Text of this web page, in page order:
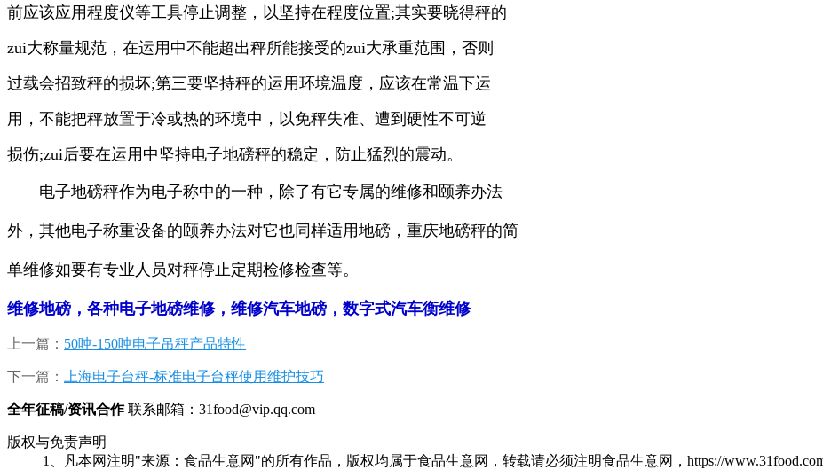
前应该应用程度仪等工具停止调整，以坚持在程度位置;其实要晓得秤的
zui大称量规范，在运用中不能超出秤所能接受的zui大承重范围，否则
过载会招致秤的损坏;第三要坚持秤的运用环境温度，应该在常温下运
用，不能把秤放置于冷或热的环境中，以免秤失准、遭到硬性不可逆
损伤;zui后要在运用中坚持电子地磅秤的稳定，防止猛烈的震动。
电子地磅秤作为电子称中的一种，除了有它专属的维修和颐养办法
外，其他电子称重设备的颐养办法对它也同样适用地磅，重庆地磅秤的简
单维修如要有专业人员对秤停止定期检修检查等。
维修地磅，各种电子地磅维修，维修汽车地磅，数字式汽车衡维修
上一篇： 50吨-150吨电子吊秤产品特性
下一篇： 上海电子台秤-标准电子台秤使用维护技巧
全年征稿/资讯合作 联系邮箱：31food@vip.qq.com
版权与免责声明
1、凡本网注明"来源：食品生意网"的所有作品，版权均属于食品生意网，转载请必须注明食品生意网，https://